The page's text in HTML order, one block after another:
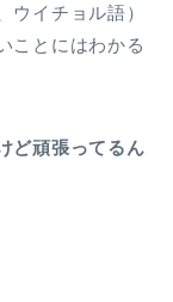
ウイチョル語）
ことにはわかる
ど頑張ってるん